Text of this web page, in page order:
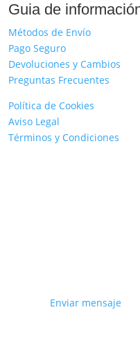
Guia de
Métodos de Envío
Pago Seguro
Devoluciones y Cambios
Preguntas Frecuentes
Política de Cookies
Aviso Legal
Términos y Condiciones
Enviar mensaje